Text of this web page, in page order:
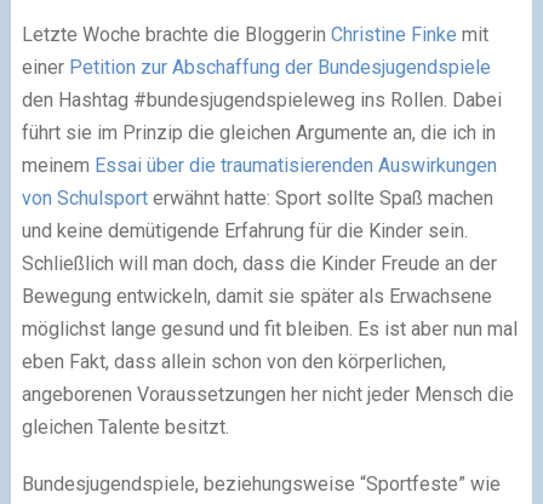
Letzte Woche brachte die Bloggerin Christine Finke mit
einer Petition zur Abschaffung der Bundesjugendspiele
den Hashtag #bundesjugendspieleweg ins Rollen. Dabei
führt sie im Prinzip die gleichen Argumente an, die ich in
meinem Essai über die traumatisierenden Auswirkungen
von Schulsporterwähnt hatte: Sport sollte Spaß machen
und keine demütigende Erfahrung für die Kinder sein.
Schließlich will man doch, dass die Kinder Freude an der
Bewegung entwickeln, damit sie später als Erwachsene
möglichst lange gesund und fit bleiben. Es ist aber nun mal
eben Fakt, dass allein schon von den körperlichen,
angeborenen Voraussetzungen her nicht jeder Mensch die
gleichen Talente besitzt.
Bundesjugendspiele, beziehungsweise “Sportfeste” wie